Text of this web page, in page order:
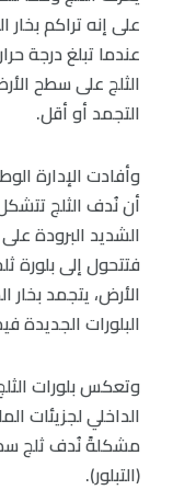
على إنه تراكم
عندما تبلغ درجة
الثلج على سطح
التجمد أو أقل.
أن نُدف الثلج
الشديد البرودة
فتتحول إلى بلورة
الأرض، يتجمد بخار
البلورات الجديدة
وتعكس بلورات
الداخلي لجزيئات
مشكلةً نُدف ثلج
(التبلور).